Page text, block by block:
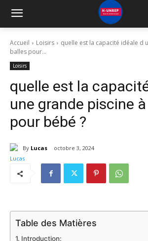
Accueil Loisirs
quelle est la capacité idéale d
balles pour...
Loisirs
quelle est la
une grande piscine
pour bébé ?
By Lucas octobre 3, 2024
Table des Matières
Introduction: